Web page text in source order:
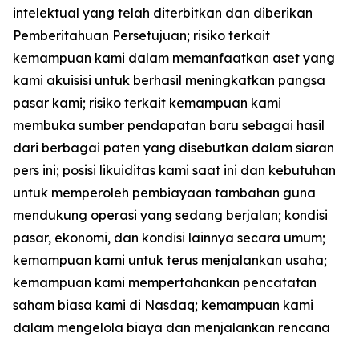
intelektual yang telah diterbitkan dan diberikan
Pemberitahuan Persetujuan; risiko terkait
kemampuan kami dalam memanfaatkan aset yang
kami akuisisi untuk berhasil meningkatkan pangsa
pasar kami; risiko terkait kemampuan kami
membuka sumber pendapatan baru sebagai hasil
dari berbagai paten yang disebutkan dalam siaran
pers ini; posisi likuiditas kami saat ini dan kebutuhan
untuk memperoleh pembiayaan tambahan guna
mendukung operasi yang sedang berjalan; kondisi
pasar, ekonomi, dan kondisi lainnya secara umum;
kemampuan kami untuk terus menjalankan usaha;
kemampuan kami mempertahankan pencatatan
saham biasa kami di Nasdaq; kemampuan kami
dalam mengelola biaya dan menjalankan rencana